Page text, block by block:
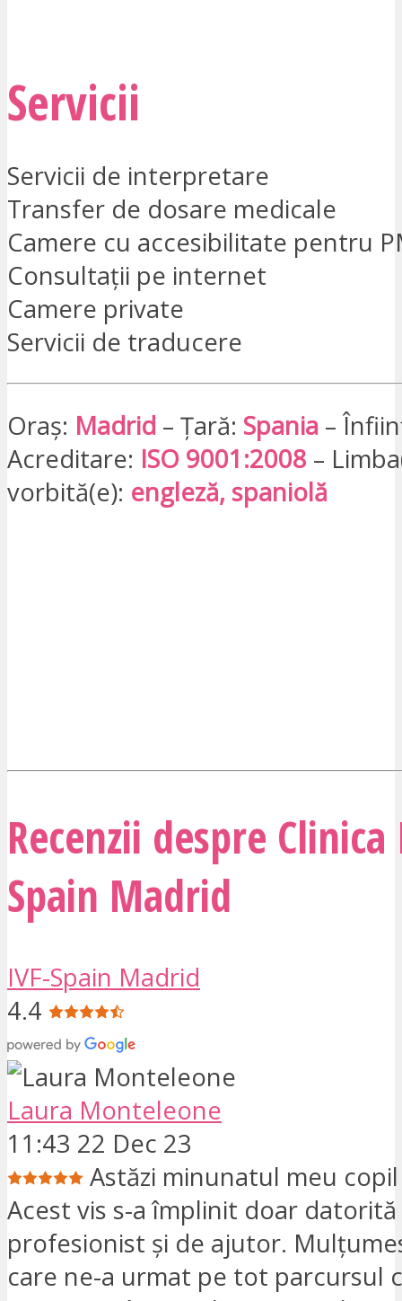
Servicii
Servicii de interpretare
Transfer de dosare medicale
Camere cu accesibilitate pentru
Consultații pe internet
Camere private
Servicii de traducere
Oraș: Madrid – Țară: Spania –
Acreditare: ISO 9001:2008 –
vorbită(e): engleză, spaniolă
Recenzii despre Clinica
Spain Madrid
IVF-Spain Madrid
4.4
Laura Monteleone
11:43 22 Dec 23
Astăzi minunatul meu
Acest vis s-a împlinit doar datorită
profesionist și de ajutor.
care ne-a urmat pe tot parcursul